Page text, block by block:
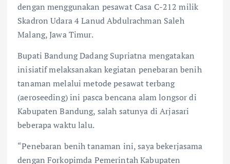
dengan menggunakan pesawat Casa C-212 milik
Skadron Udara 4 Lanud Abdulrachman Saleh
Malang, Jawa Timur.
Bupati Bandung Dadang Supriatna mengatakan
inisiatif melaksanakan kegiatan penebaran benih
tanaman melalui metode pesawat terbang
(aeroseeding) ini pasca bencana alam longsor di
Kabupaten Bandung, salah satunya di Arjasari
beberapa waktu lalu.
“Penebaran benih tanaman ini, saya bekerjasama
dengan Forkopimda Pemerintah Kabupaten